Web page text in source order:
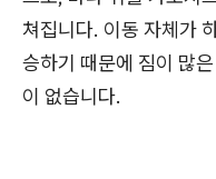
쳐집니다. 이동 자체가
승하기 때문에 짐이 많
이 없습니다.